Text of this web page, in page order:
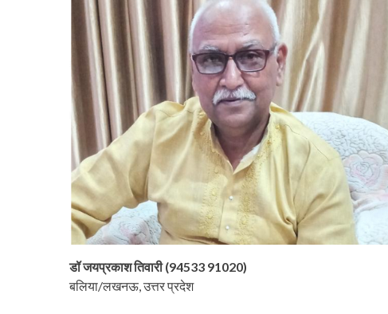
डॉ जयप्रकाश तिवारी (94533 91020)
बलिया/लखनऊ, उत्तर प्रदेश